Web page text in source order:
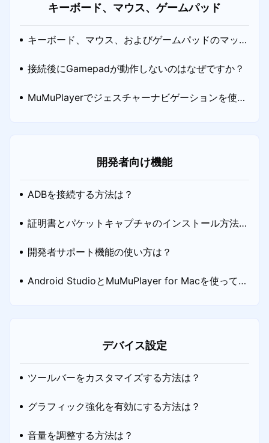
キーボード、マウス、ゲームパッド
キーボード、マウス、およびゲームパッドのマッピ
ングガイド
接続後にGamepadが動作しないのはなぜですか？
MuMuPlayerでジェスチャーナビゲーションを使用
開発者向け機能
ADBを接続する方法は？
証明書とパケットキャプチャのインストール方法
は？
開発者サポート機能の使い方は？
Android StudioとMuMuPlayer for Macを使ってア
デバイス設定
ツールバーをカスタマイズする方法は？
グラフィック強化を有効にする方法は？
音量を調整する方法は？